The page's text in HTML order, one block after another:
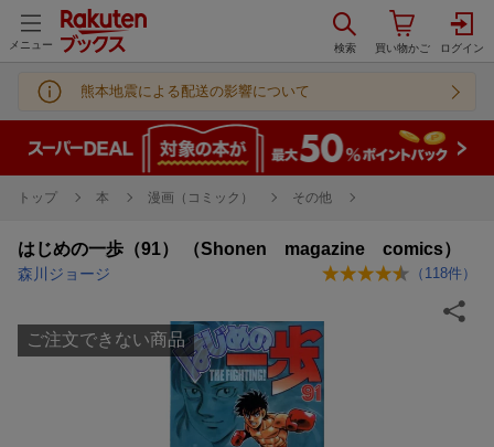
メニュー
熊本地震による配送の影響について
トップ 本 漫画（コミック） その他
はじめの一歩（91） （Shonen magazine comics）
森川ジョージ （ 118件）
ご注文できない商品